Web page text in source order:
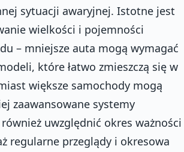
sytuacji awaryjnej. Istotne jest
wielkości i pojemności
– mniejsze auta mogą wymagać
które łatwo zmieszczą się w
większe samochody mogą
zaawansowane systemy
uwzględnić okres ważności
regularne przeglądy i okresowa